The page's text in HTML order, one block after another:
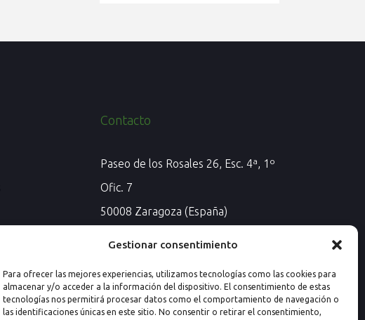
Gestionar consentimiento
Para ofrecer las mejores experiencias, utilizamos tecnologías como las cookies para
almacenar y/o acceder a la información del dispositivo. El consentimiento de estas
tecnologías nos permitirá procesar datos como el comportamiento de navegación o
las identificaciones únicas en este sitio. No consentir o retirar el consentimiento,
Contacto
Paseo de los Rosales 26, Esc. 4ª, 1º
Ofic. 7
50008 Zaragoza (España)